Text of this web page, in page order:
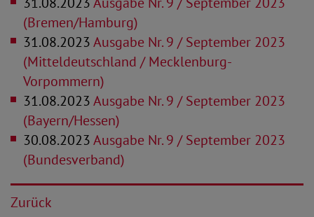
(Bremen/Hamburg)
31.08.2023Ausgabe Nr. 9 / September 2023
(Mitteldeutschland / Mecklenburg-
Vorpommern)
31.08.2023Ausgabe Nr. 9 / September 2023
(Bayern/Hessen)
30.08.2023Ausgabe Nr. 9 / September 2023
(Bundesverband)
Zurück